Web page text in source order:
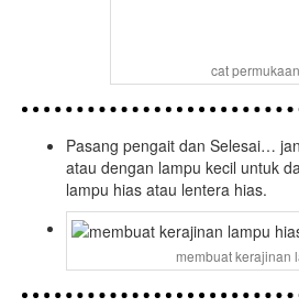
cat
Pasang pengait dan Selesai…
atau dengan lampu kecil untuk
lampu hias atau lentera hias.
membuat kerajinan